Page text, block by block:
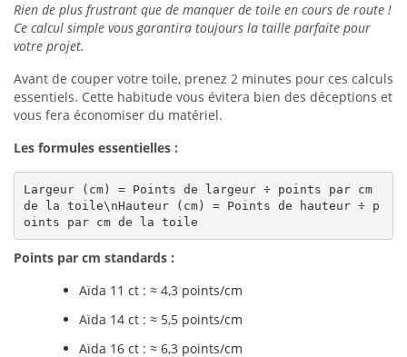
Rien de plus frustrant que de manquer de toile en cours de route !
Ce calcul simple vous garantira toujours la taille parfaite pour
votre projet.
Avant de couper votre toile, prenez 2 minutes pour ces calculs
essentiels. Cette habitude vous évitera bien des déceptions et
vous fera économiser du matériel.
Les formules essentielles :
Largeur (cm) = Points de largeur ÷ points par cm
de la toile\nHauteur (cm) = Points de hauteur ÷ p
oints par cm de la toile
Points par cm standards :
Aïda 11 ct : ≈ 4,3 points/cm
Aïda 14 ct : ≈ 5,5 points/cm
Aïda 16 ct : ≈ 6,3 points/cm